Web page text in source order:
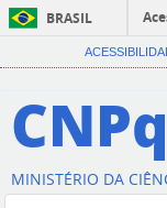
BRASIL
CNPq
MINISTÉRIO DA